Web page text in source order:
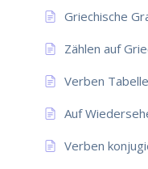
Griechische
Zählen auf
Verben Tabelle
Auf
Verben